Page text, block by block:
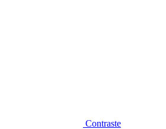
Contraste